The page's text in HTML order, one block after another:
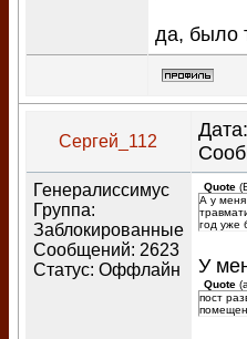
да, было
Сергей_112
Генералиссимус
Группа:
Заблокированные
Сообщений: 2623
Статус: Оффлайн
Quote (
А у меня
год уже
У
Quote (
пост